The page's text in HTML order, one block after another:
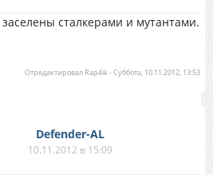
сталкерами и мутантами.
Отредактировал Rap4ik-Суббота, 10.11.2012, 13:53
Defender-AL
10.11.2012 в 15:09